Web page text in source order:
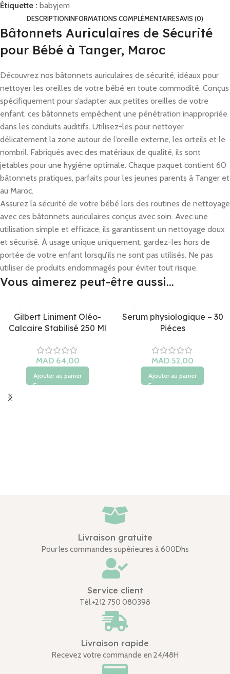
Étiquette : babyjem
DESCRIPTIONINFORMATIONS COMPLÉMENTAIRESAVIS (0)
Bâtonnets Auriculaires de Sécurité
pour Bébé à Tanger, Maroc
Découvrez nos bâtonnets auriculaires de sécurité, idéaux pour
nettoyer les oreilles de votre bébé en toute commodité. Conçus
spécifiquement pour s’adapter aux petites oreilles de votre
enfant, ces bâtonnets empêchent une pénétration inappropriée
dans les conduits auditifs. Utilisez-les pour nettoyer
délicatement la zone autour de l’oreille externe, les orteils et le
nombril. Fabriqués avec des matériaux de qualité, ils sont
jetables pour une hygiène optimale. Chaque paquet contient 60
bâtonnets pratiques, parfaits pour les jeunes parents à Tanger et
au Maroc.
Assurez la sécurité de votre bébé lors des routines de nettoyage
avec ces bâtonnets auriculaires conçus avec soin. Avec une
utilisation simple et efficace, ils garantissent un nettoyage doux
et sécurisé. À usage unique uniquement, gardez-les hors de
portée de votre enfant lorsqu’ils ne sont pas utilisés. Ne pas
utiliser de produits endommagés pour éviter tout risque.
Vous aimerez peut-être aussi…
Gilbert Liniment Oléo-
Calcaire Stabilisé 250 Ml
Ajouter au panier
Serum physiologique – 30
Pièces
Ajouter au panier
Livraison gratuite
Pour les commandes supérieures à 600Dhs
Service client
Tél.+212 750 080398
Livraison rapide
Recevez votre commande en 24/48H